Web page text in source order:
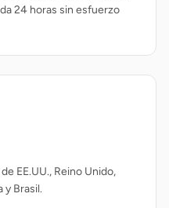
24 horas sin esfuerzo
EE.UU., Reino Unido,
y Brasil.